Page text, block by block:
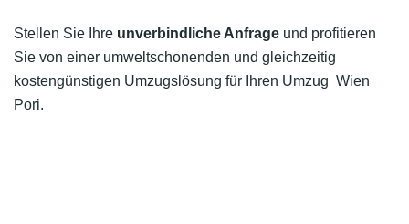
Stellen Sie Ihre unverbindliche Anfrage und profitieren
Sie von einer umweltschonenden und gleichzeitig
kostengünstigen Umzugslösung für Ihren Umzug Wien
Pori.